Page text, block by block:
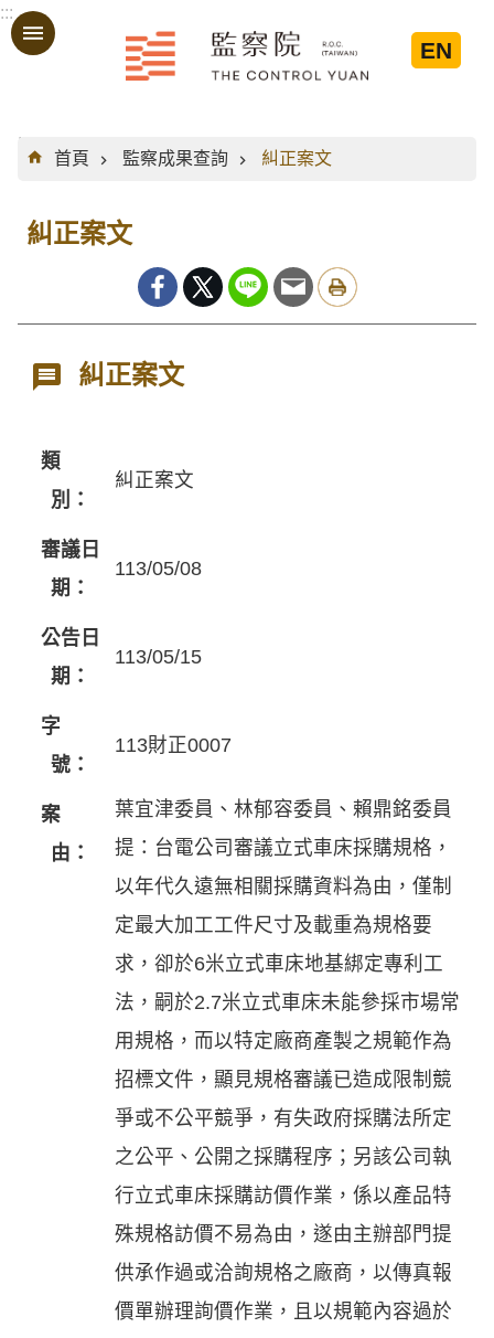
跳到主要內容區塊
:::
EN
:::
首頁
監察成果查詢 糾正案文
糾正案文
糾正案文
類
別：
糾正案文
審議日
期：
113/05/08
公告日
期：
113/05/15
字
號：
113財正0007
案
由：
葉宜津委員、林郁容委員、賴鼎銘委員
提：台電公司審議立式車床採購規格，
以年代久遠無相關採購資料為由，僅制
定最大加工工件尺寸及載重為規格要
求，卻於6米立式車床地基綁定專利工
法，嗣於2.7米立式車床未能參採市場常
用規格，而以特定廠商產製之規範作為
招標文件，顯見規格審議已造成限制競
爭或不公平競爭，有失政府採購法所定
之公平、公開之採購程序；另該公司執
行立式車床採購訪價作業，係以產品特
殊規格訪價不易為由，遂由主辦部門提
供承作過或洽詢規格之廠商，以傳真報
價單辦理詢價作業，且以規範內容過於